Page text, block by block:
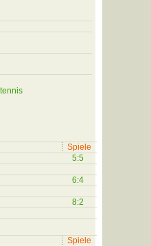
Spiele
5:5
6:4
8:2
Spiele